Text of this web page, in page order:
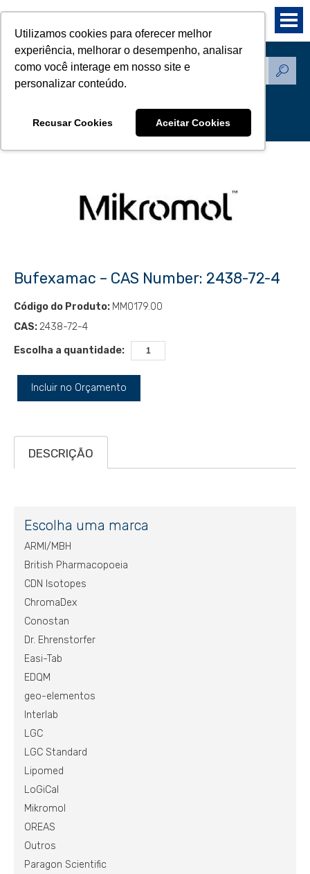
Utilizamos cookies para oferecer melhor
experiência, melhorar o desempenho, analisar
como você interage em nosso site e
personalizar conteúdo.
Recusar Cookies Aceitar Cookies
Produtos - Padrões de
Bufexamac – CAS Number: 2438-72-4
Código do Produto: MM0179.00
CAS:2438-72-4
Escolha a quantidade:
Incluir no Orçamento
DESCRIÇÃO
Escolha uma marca
ARMI/MBH
British Pharmacopoeia
CDN Isotopes
ChromaDex
Conostan
Dr. Ehrenstorfer
Easi-Tab
EDQM
geo-elementos
Interlab
LGC
LGC Standard
Lipomed
LoGiCal
Mikromol
OREAS
Outros
Paragon Scientific